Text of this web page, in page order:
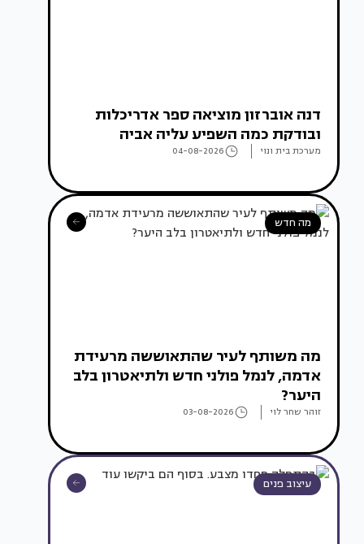
דנה אוברזון מוציאה ספר אדריכלות
ובודקת כמה השפיע עליה אביה
מערכת בית ונוי 04-08-2026
מה חדש
מה משותף לעיר שהתאוששה מרעידת
אדמה, לנמל פולני חדש ולתיאטרון בלב
היער?
זוהר שחר לוי 03-08-2026
עיצוב פנים